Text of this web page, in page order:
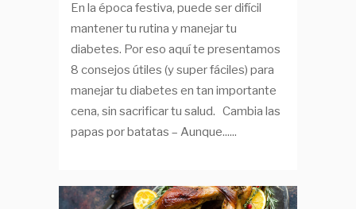
En la época festiva, puede ser difícil
mantener tu rutina y manejar tu
diabetes. Por eso aquí te presentamos
8 consejos útiles (y super fáciles) para
manejar tu diabetes en tan importante
cena, sin sacrificar tu salud. Cambia las
papas por batatas – Aunque......